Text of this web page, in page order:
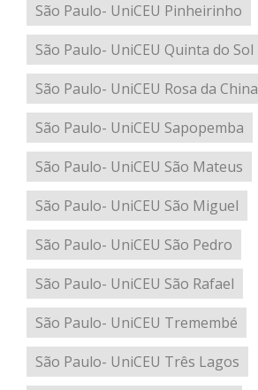
São Paulo- UniCEU Pinheirinho
São Paulo- UniCEU Quinta do Sol
São Paulo- UniCEU Rosa da China
São Paulo- UniCEU Sapopemba
São Paulo- UniCEU São Mateus
São Paulo- UniCEU São Miguel
São Paulo- UniCEU São Pedro
São Paulo- UniCEU São Rafael
São Paulo- UniCEU Tremembé
São Paulo- UniCEU Três Lagos